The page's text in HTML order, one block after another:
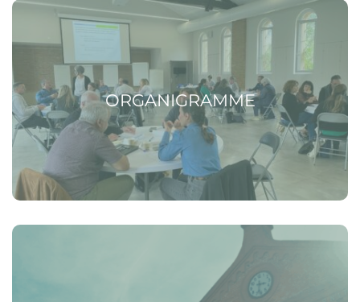
ORGANIGRAMME
Voir la page Organigramme
Voir la page Horaires d’accueil